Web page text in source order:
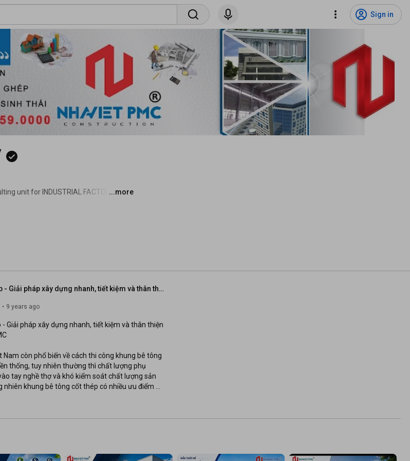
Sign in
unit for INDUSTRIAL FACTORY and
...more
Nhà lắp ghép - Giải pháp xây dựng nhanh, tiết kiệm và thân thiện
9 years ago
- Giải pháp xây dựng nhanh, tiết kiệm và thân thiện
Nam còn phổ biến về cách thi công khung bê tông
thống, tuy nhiên thường thì chất lượng phụ
tay nghề thợ và khó kiểm soát chất lượng sản
nhiên khung bê tông cốt thép có nhiều ưu điểm
nhận, tuy nhiên với những tiến bộ về khoa học kỹ
tâm đến các giải pháp mới để phù hợp hơn với